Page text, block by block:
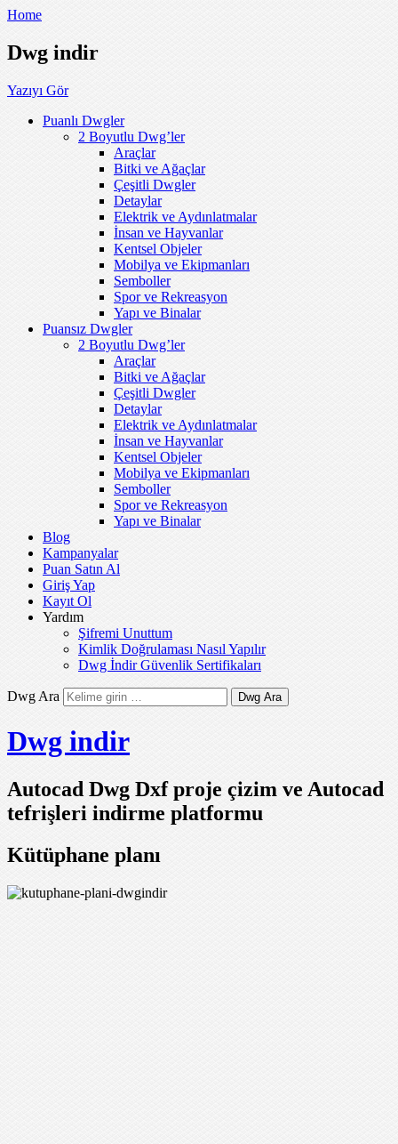
Home
Dwg indir
Yazıyı Gör
Puanlı Dwgler
2 Boyutlu Dwg’ler
Araçlar
Bitki ve Ağaçlar
Çeşitli Dwgler
Detaylar
Elektrik ve Aydınlatmalar
İnsan ve Hayvanlar
Kentsel Objeler
Mobilya ve Ekipmanları
Semboller
Spor ve Rekreasyon
Yapı ve Binalar
Puansız Dwgler
2 Boyutlu Dwg’ler
Araçlar
Bitki ve Ağaçlar
Çeşitli Dwgler
Detaylar
Elektrik ve Aydınlatmalar
İnsan ve Hayvanlar
Kentsel Objeler
Mobilya ve Ekipmanları
Semboller
Spor ve Rekreasyon
Yapı ve Binalar
Blog
Kampanyalar
Puan Satın Al
Giriş Yap
Kayıt Ol
Yardım
Şifremi Unuttum
Kimlik Doğrulaması Nasıl Yapılır
Dwg İndir Güvenlik Sertifikaları
Dwg Ara
Dwg indir
Autocad Dwg Dxf proje çizim ve Autocad
tefrişleri indirme platformu
Kütüphane planı